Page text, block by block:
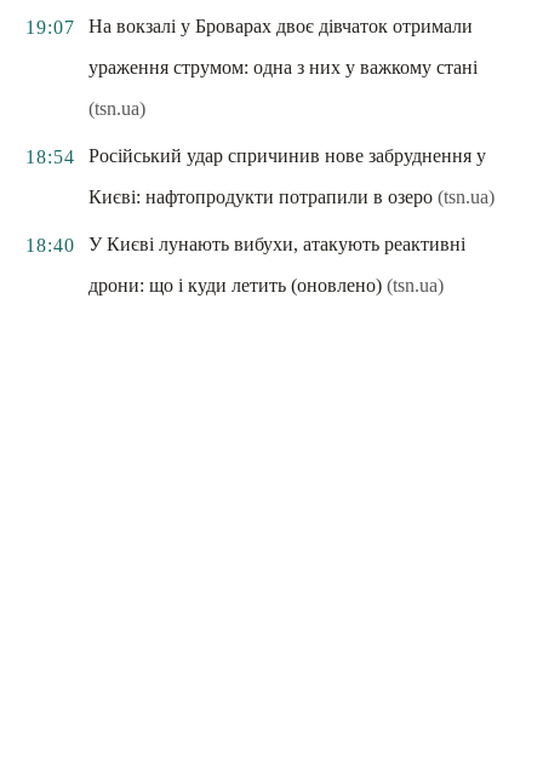
19:07
На вокзалі у Броварах двоє дівчаток отримали
ураження струмом: одна з них у важкому стані
(tsn.ua)
18:54
Російський удар спричинив нове забруднення у
Києві: нафтопродукти потрапили в озеро (tsn.ua)
18:40
У Києві лунають вибухи, атакують реактивні
дрони: що і куди летить (оновлено) (tsn.ua)